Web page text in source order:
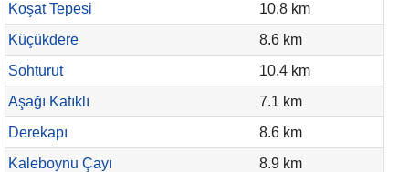
Koşat Tepesi
10.8 km
Küçükdere
8.6 km
Sohturut
10.4 km
Aşağı Katıklı
7.1 km
Derekapı
8.6 km
Kaleboynu Çayı
8.9 km